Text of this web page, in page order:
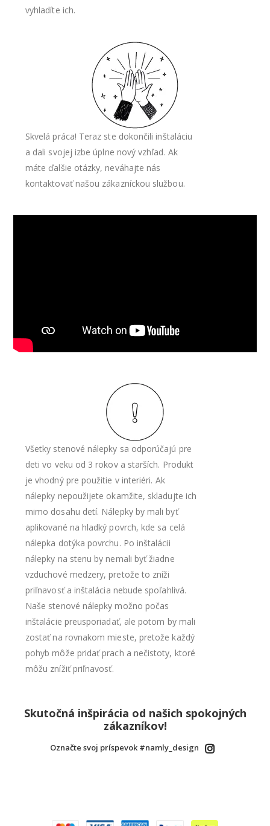
vyhladíte ich.
Skvelá práca! Teraz ste dokončili inštaláciu
a dali svojej izbe úplne nový vzhľad. Ak
máte ďalšie otázky, neváhajte nás
kontaktovať našou zákazníckou službou.
Všetky stenové nálepky sa odporúčajú pre
deti vo veku od 3 rokov a starších. Produkt
je vhodný pre použitie v interiéri. Ak
nálepky nepoužijete okamžite, skladujte ich
mimo dosahu detí. Nálepky by mali byť
aplikované na hladký povrch, kde sa celá
nálepka dotýka povrchu. Po inštalácii
nálepky na stenu by nemali byť žiadne
vzduchové medzery, pretože to zníži
priľnavosť a inštalácia nebude spoľahlivá.
Naše stenové nálepky možno počas
inštalácie preusporiadať, ale potom by mali
zostať na rovnakom mieste, pretože každý
pohyb môže pridať prach a nečistoty, ktoré
môžu znížiť priľnavosť.
Skutočná inšpirácia od našich spokojných
zákazníkov!
Označte svoj príspevok #namly_design